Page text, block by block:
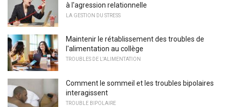
à l'agression relationnelle
LA GESTION DU STRESS
Maintenir le rétablissement des troubles de
l'alimentation au collège
TROUBLES DE L'ALIMENTATION
Comment le sommeil et les troubles bipolaires
interagissent
TROUBLE BIPOLAIRE